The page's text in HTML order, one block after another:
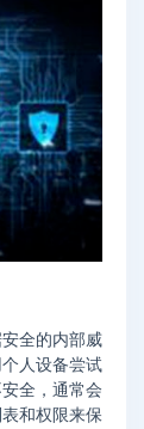
全的内部威
人设备尝试
全，通常会
和权限来保